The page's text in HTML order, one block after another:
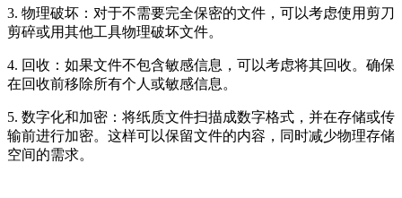
3. 物理破坏：对于不需要完全保密的文件，可以考虑使用剪刀
剪碎或用其他工具物理破坏文件。
4. 回收：如果文件不包含敏感信息，可以考虑将其回收。确保
在回收前移除所有个人或敏感信息。
5. 数字化和加密：将纸质文件扫描成数字格式，并在存储或传
输前进行加密。这样可以保留文件的内容，同时减少物理存储
空间的需求。